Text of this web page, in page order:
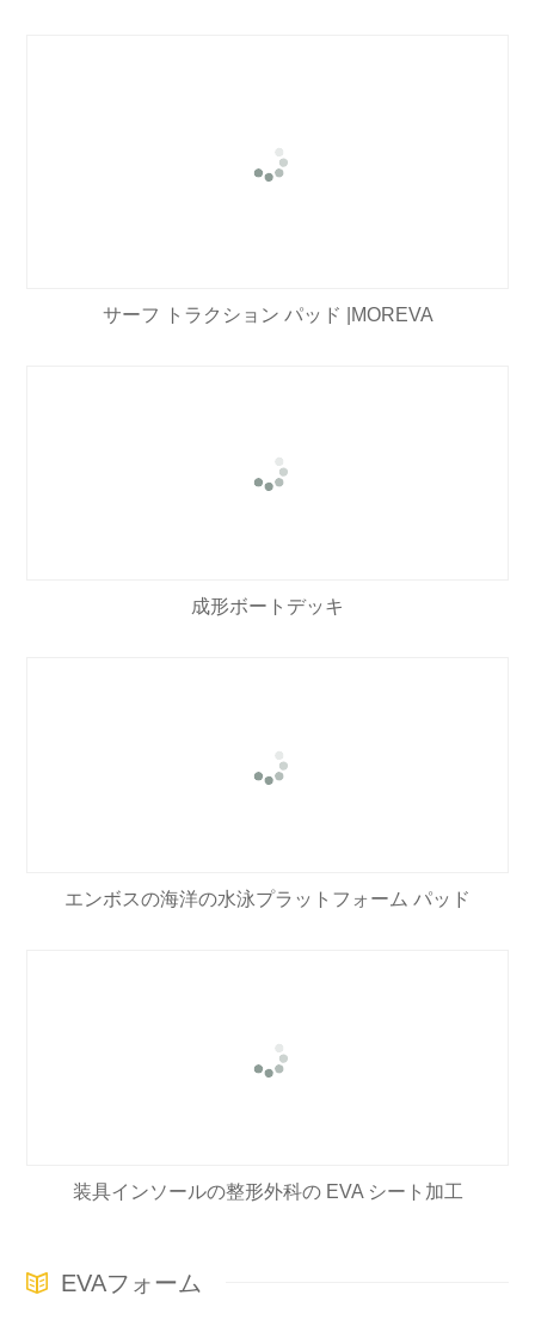
サーフ トラクション パッド |MOREVA
成形ボートデッキ
エンボスの海洋の水泳プラットフォーム パッド
装具インソールの整形外科の EVA シート加工
EVAフォーム